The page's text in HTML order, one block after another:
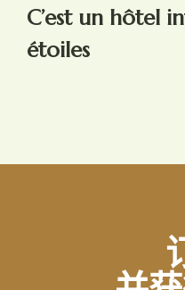
C’est un hôtel
étoiles